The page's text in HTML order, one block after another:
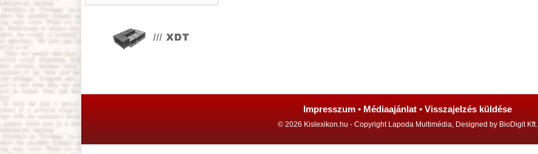
Impresszum • Médiaajánlat • Visszajelzés küldése
© 2026 Kislexikon.hu - Copyright Lapoda Multimédia, Designed by BioDigit Kft.